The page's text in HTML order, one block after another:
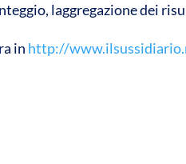
laggregazione dei
in http://